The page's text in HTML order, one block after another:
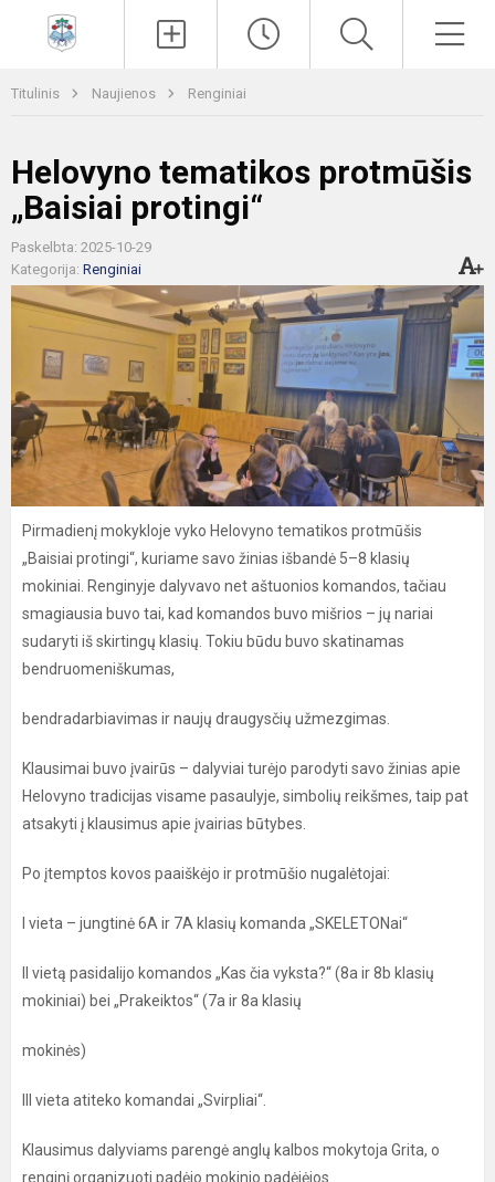
Titulinis Naujienos Renginiai
Helovyno tematikos protmūšis
„Baisiai protingi“
Paskelbta: 2025-10-29
Kategorija: Renginiai
Pirmadienį mokykloje vyko Helovyno tematikos protmūšis
„Baisiai protingi“, kuriame savo žinias išbandė 5–8 klasių
mokiniai. Renginyje dalyvavo net aštuonios komandos, tačiau
smagiausia buvo tai, kad komandos buvo mišrios – jų nariai
sudaryti iš skirtingų klasių. Tokiu būdu buvo skatinamas
bendruomeniškumas,
bendradarbiavimas ir naujų draugysčių užmezgimas.
Klausimai buvo įvairūs – dalyviai turėjo parodyti savo žinias apie
Helovyno tradicijas visame pasaulyje, simbolių reikšmes, taip pat
atsakyti į klausimus apie įvairias būtybes.
Po įtemptos kovos paaiškėjo ir protmūšio nugalėtojai:
I vieta – jungtinė 6A ir 7A klasių komanda „SKELETONai“
II vietą pasidalijo komandos „Kas čia vyksta?“ (8a ir 8b klasių
mokiniai) bei „Prakeiktos“ (7a ir 8a klasių
mokinės)
III vieta atiteko komandai „Svirpliai“.
Klausimus dalyviams parengė anglų kalbos mokytoja Grita, o
renginį organizuoti padėjo mokinio padėjėjos